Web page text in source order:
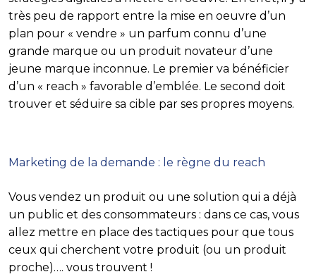
très peu de rapport entre la mise en oeuvre d’un
plan pour « vendre » un parfum connu d’une
grande marque ou un produit novateur d’une
jeune marque inconnue. Le premier va bénéficier
d’un « reach » favorable d’emblée. Le second doit
trouver et séduire sa cible par ses propres moyens.
Marketing de la demande : le règne du reach
Vous vendez un produit ou une solution qui a déjà
un public et des consommateurs : dans ce cas, vous
allez mettre en place des tactiques pour que tous
ceux qui cherchent votre produit (ou un produit
proche)…. vous trouvent !